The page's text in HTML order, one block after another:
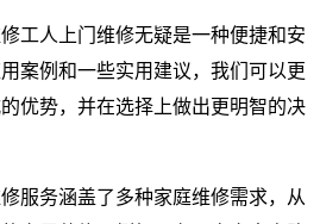
工人上门维修无疑是一种便捷和安
案例和一些实用建议，我们可以更
优势，并在选择上做出更明智的决
服务涵盖了多种家庭维修需求，从